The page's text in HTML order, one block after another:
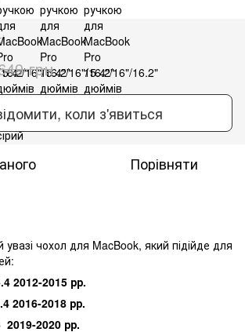
грн
коли з'явиться
Порівняти
чохол для MacBook, який підійде для
2012-2015 рр.
2016-2018 рр.
2020 рр.